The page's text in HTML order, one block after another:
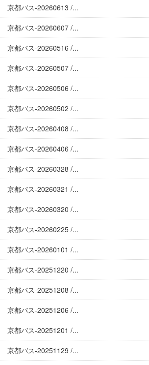
京都バス-20260613 /...
京都バス-20260607 /...
京都バス-20260516 /...
京都バス-20260507 /...
京都バス-20260506 /...
京都バス-20260502 /...
京都バス-20260408 /...
京都バス-20260406 /...
京都バス-20260328 /...
京都バス-20260321 /...
京都バス-20260320 /...
京都バス-20260225 /...
京都バス-20260101 /...
京都バス-20251220 /...
京都バス-20251208 /...
京都バス-20251206 /...
京都バス-20251201 /...
京都バス-20251129 /...